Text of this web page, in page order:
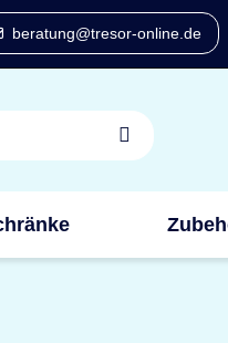
beratung@tresor-online.de